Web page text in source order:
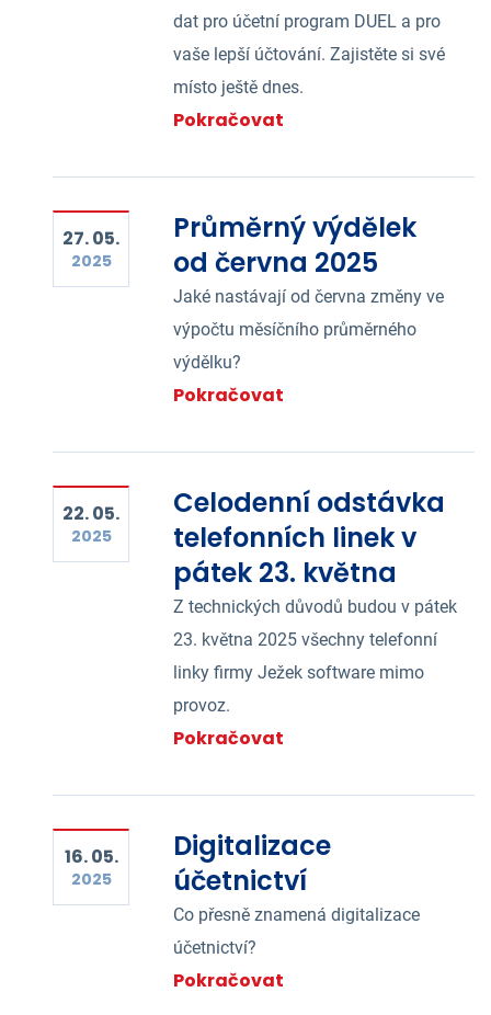
dat pro účetní program DUEL a pro
vaše lepší účtování. Zajistěte si své
místo ještě dnes.
Pokračovat
27. 05.
2025
Průměrný výdělek
od června 2025
Jaké nastávají od června změny ve
výpočtu měsíčního průměrného
výdělku?
Pokračovat
22. 05.
2025
Celodenní odstávka
telefonních linek v
pátek 23. května
Z technických důvodů budou v pátek
23. května 2025 všechny telefonní
linky firmy Ježek software mimo
provoz.
Pokračovat
16. 05.
2025
Digitalizace
účetnictví
Co přesně znamená digitalizace
účetnictví?
Pokračovat